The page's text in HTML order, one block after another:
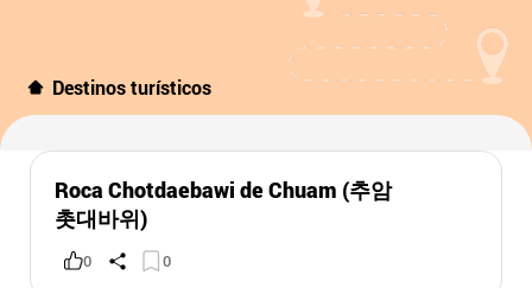
Destinos turísticos
Roca Chotdaebawi de Chuam (추암
촛대바위)
0 0